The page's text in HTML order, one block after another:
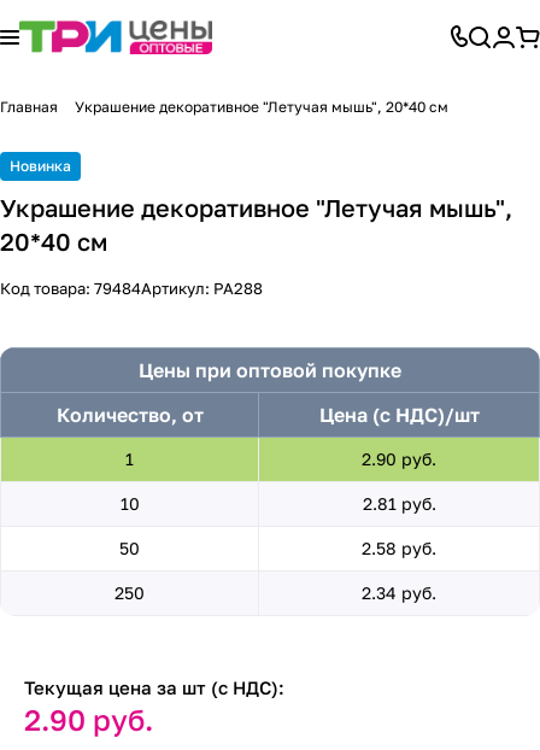
Главная Украшение декоративное "Летучая мышь", 20*40 см
Новинка
Украшение декоративное "Летучая мышь",
20*40 см
Код товара: 79484Артикул: PA288
Цены при оптовой покупке
Количество, от
Цена (с НДС)/шт
1 2.90 руб.
10 2.81 руб.
50 2.58 руб.
250 2.34 руб.
Текущая цена за шт (с НДС):
2.90 руб.